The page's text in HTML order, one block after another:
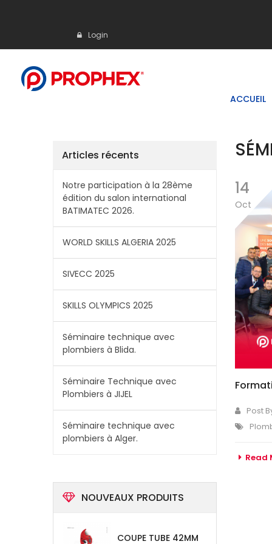
Login
ACCUEIL
Articles récents
Notre participation à la 28ème
édition du salon international
BATIMATEC 2026.
WORLD SKILLS ALGERIA 2025
SIVECC 2025
SKILLS OLYMPICS 2025
Séminaire technique avec
plombiers à Blida.
Séminaire Technique avec
Plombiers à JIJEL
Séminaire technique avec
plombiers à Alger.
NOUVEAUX PRODUITS
COUPE TUBE 42MM
14
Oct
Post
Read